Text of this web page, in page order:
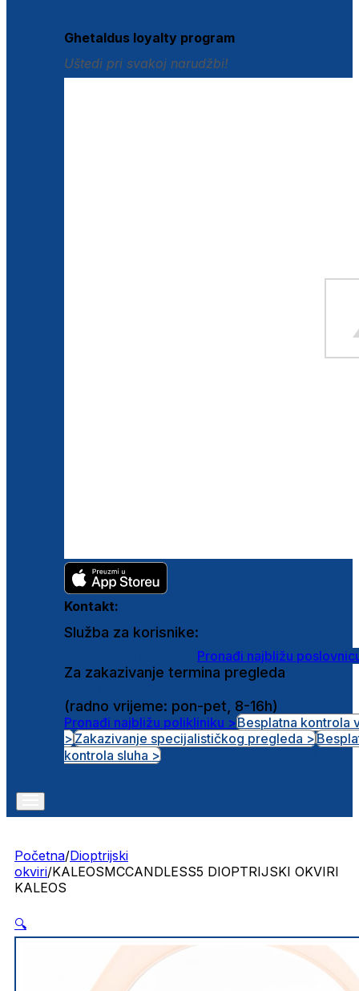
Ghetaldus loyalty program
Uštedi pri svakoj narudžbi!
Kontakt:
Služba za korisnike:
Pronađi najbližu
Za zakazivanje termina pregleda
(radno vrijeme: pon-pet, 8-16h)
Pronađi najbližu polikliniku >Besplatna kontrola
>Zakazivanje specijalističkog pregleda >
kontrola sluha >
Početna/Dioptrijski
okviri/KALEOSMCCANDLESS5 DIOPTRIJSKI OKVIRI
KALEOS
🔍